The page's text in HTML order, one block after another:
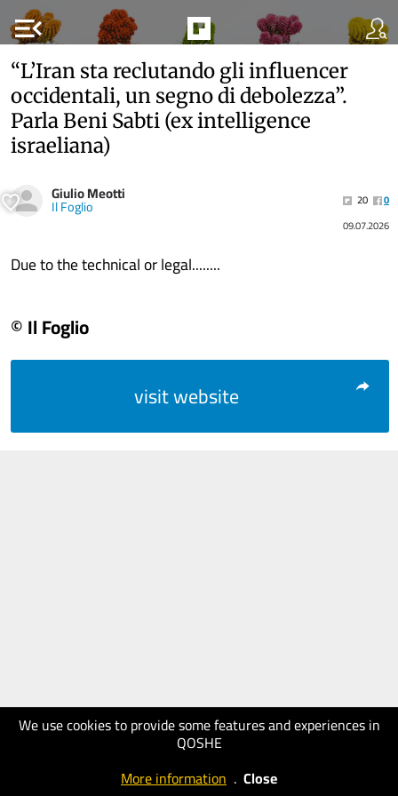
menu_open
We use cookies to provide some features and experiences in
QOSHE
More information . Close
“L’Iran sta reclutando gli influencer
occidentali, un segno di debolezza”.
Parla Beni Sabti (ex intelligence
israeliana)
Giulio Meotti
Il Foglio 20
0
09.07.2026
Due to the technical or legal........
© Il Foglio
visit website